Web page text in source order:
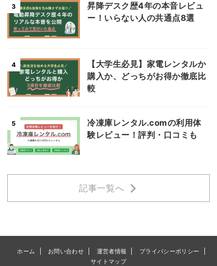
3
昇降デスク歴4年の本音レビュ
ー！いらない人の共通点8選
4
【大学生必見】家電レンタルか
購入か、どっちがお得か徹底比
較
5
冷凍庫レンタル.comの利用体
験レビュー！評判・口コミも
記事一覧へ
ホーム お問い合わせ 運営者情報
プライバシーポリシー
サイトマップ